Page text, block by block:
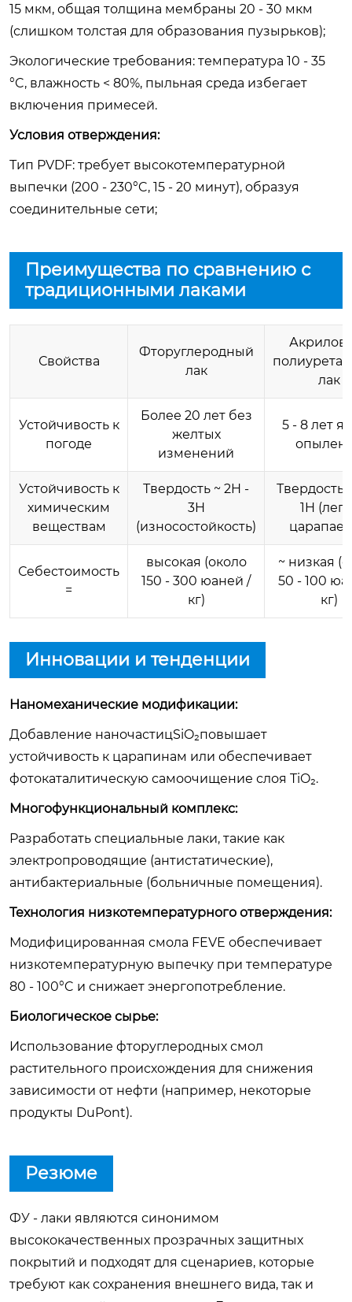
15 мкм, общая толщина мембраны 20 - 30 мкм
(слишком толстая для образования пузырьков);
Экологические требования: температура 10 - 35
°C, влажность < 80%, пыльная среда избегает
включения примесей.
Условия отверждения:
Тип PVDF: требует высокотемпературной
выпечки (200 - 230°C, 15 - 20 минут), образуя
соединительные сети;
Преимущества по сравнению с
традиционными лаками
Свойства
Фторуглеродный
лак
лак
Устойчивость к
погоде
Более 20 лет без
желтых
изменений
5 - 8 лет
Устойчивость к
химическим
веществам
Твердость ~ 2H -
3H
(износостойкость)
1H
Себестоимость
=
высокая (около
150 - 300 юаней /
кг)
~ низкая
50 - 100
кг)
Инновации и тенденции
Наномеханические модификации:
Добавление наночастицSiO₂повышает
устойчивость к царапинам или обеспечивает
фотокаталитическую самоочищение слоя TiO₂.
Многофункциональный комплекс:
Разработать специальные лаки, такие как
электропроводящие (антистатические),
антибактериальные (больничные помещения).
Технология низкотемпературного отверждения:
Модифицированная смола FEVE обеспечивает
низкотемпературную выпечку при температуре
80 - 100°C и снижает энергопотребление.
Биологическое сырье:
Использование фторуглеродных смол
растительного происхождения для снижения
зависимости от нефти (например, некоторые
продукты DuPont).
Резюме
ФУ - лаки являются синонимом
высококачественных прозрачных защитных
покрытий и подходят для сценариев, которые
требуют как сохранения внешнего вида, так и